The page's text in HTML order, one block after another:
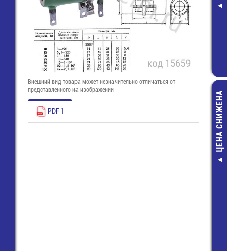
Элемент
ЦЕНА СНИЖЕНА
Внешний вид товара может незначительно отличаться от
представленного на изображении
PDF 1